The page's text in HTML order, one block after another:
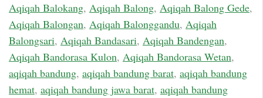
Aqiqah Balokang, Aqiqah Balong, Aqiqah Balong Gede,
Aqiqah Balongan, Aqiqah Balonggandu, Aqiqah
Balongsari, Aqiqah Bandasari, Aqiqah Bandengan,
Aqiqah Bandorasa Kulon, Aqiqah Bandorasa Wetan,
aqiqah bandung, aqiqah bandung barat, aqiqah bandung
hemat, aqiqah bandung jawa barat, aqiqah bandung